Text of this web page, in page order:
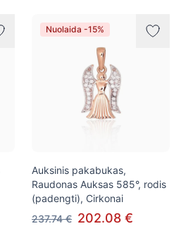
Nuolaida -15%
Auksinis pakabukas,
Raudonas Auksas 585°, rodis
(padengti), Cirkonai
237.74 € 202.08 €